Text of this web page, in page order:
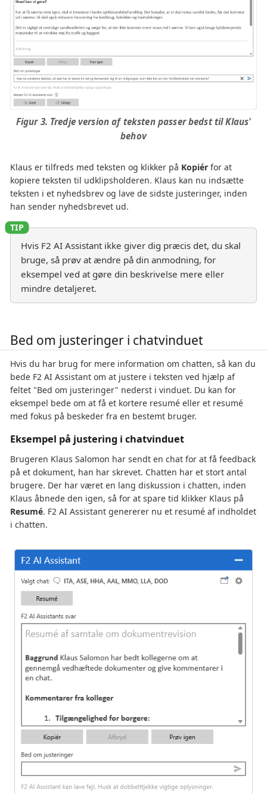
Figur 3. Tredje version af teksten passer bedst til Klaus'
behov
Klaus er tilfreds med teksten og klikker på Kopiér for at
kopiere teksten til udklipsholderen. Klaus kan nu indsætte
teksten i et nyhedsbrev og lave de sidste justeringer, inden
han sender nyhedsbrevet ud.
Hvis F2 AI Assistant ikke giver dig præcis det, du skal
bruge, så prøv at ændre på din anmodning, for
eksempel ved at gøre din beskrivelse mere eller
mindre detaljeret.
Bed om justeringer i chatvinduet
Hvis du har brug for mere information om chatten, så kan du
bede F2 AI Assistant om at justere i teksten ved hjælp af
feltet "Bed om justeringer" nederst i vinduet. Du kan for
eksempel bede om at få et kortere resumé eller et resumé
med fokus på beskeder fra en bestemt bruger.
Eksempel på justering i chatvinduet
Brugeren Klaus Salomon har sendt en chat for at få feedback
på et dokument, han har skrevet. Chatten har et stort antal
brugere. Der har været en lang diskussion i chatten, inden
Klaus åbnede den igen, så for at spare tid klikker Klaus på
Resumé. F2 AI Assistant genererer nu et resumé af indholdet
i chatten.